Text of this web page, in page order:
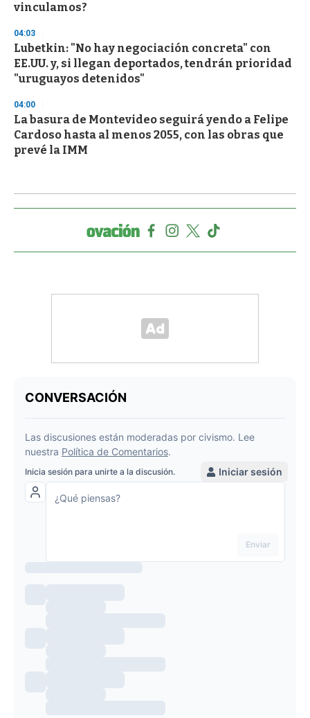
vinculamos?
04:03
Lubetkin: "No hay negociación concreta" con
EE.UU. y, si llegan deportados, tendrán prioridad
"uruguayos detenidos"
04:00
La basura de Montevideo seguirá yendo a Felipe
Cardoso hasta al menos 2055, con las obras que
prevé la IMM